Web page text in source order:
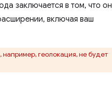
заключается в том, что он
включая ваш
геолокация, не будет